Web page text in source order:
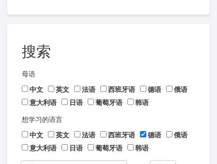
搜索
母语
中文
英文 法语 西班牙语 德语
俄语
意大利语
日语 葡萄牙语 韩语
想学习的语言
中文
英文 法语 西班牙语 德语
俄语
意大利语
日语 葡萄牙语 韩语